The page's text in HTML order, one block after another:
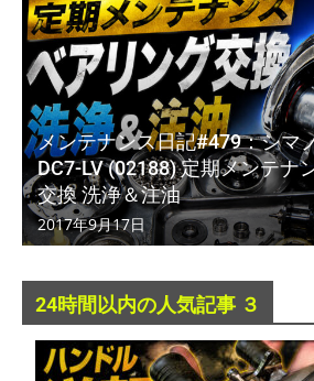
メンテナンス日記#479：シマ
DC7-LV (02188) 定期メンテナ
交換 洗浄＆注油
2017年9月17日
24時間以内の人気記事 ３